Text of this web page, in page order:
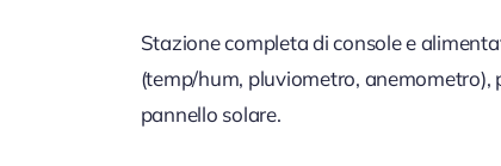
Stazione completa di console e
(temp/hum, pluviometro,
pannello solare.